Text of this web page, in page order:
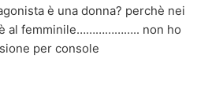
è una donna? perchè nei
al femminile……………….. non ho
per console